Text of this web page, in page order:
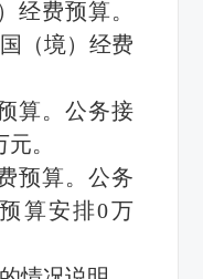
经费预算。
（境）经费
算。公务接
。
预算。公务
算安排0万